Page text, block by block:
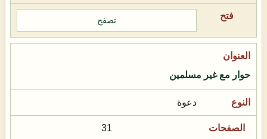
تصفح
حوار مع غير مسلمين
دعوة
31